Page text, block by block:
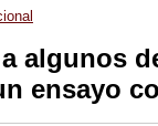
algunos
ensayo